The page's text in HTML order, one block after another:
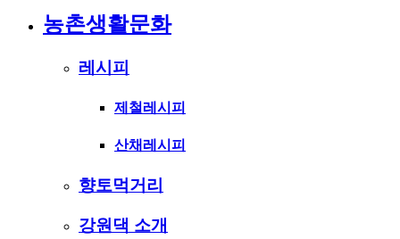
농촌생활문화
레시피
제철레시피
산채레시피
향토먹거리
강원댁 소개